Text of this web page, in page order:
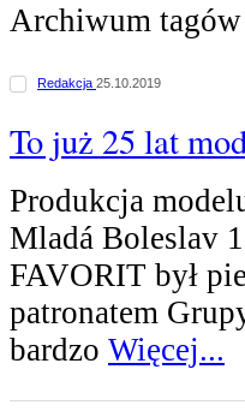
Archiwum
Redakcja 25.10.2019
To już 25 lat
Produkcja
Mladá Boleslav
FAVORIT był
patronatem
bardzo Więcej...